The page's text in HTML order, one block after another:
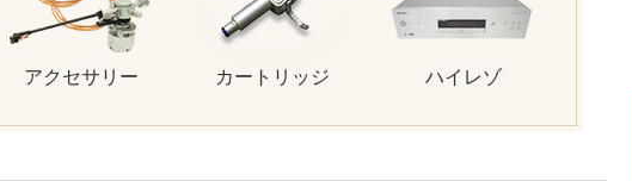
アクセサリー カートリッジ ハイレゾ